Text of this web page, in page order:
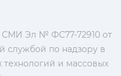
СМИ Эл № ФС77-72910 от
службой по надзору в
и массовых